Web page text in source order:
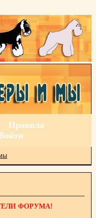
Правила
ФОРУМА!